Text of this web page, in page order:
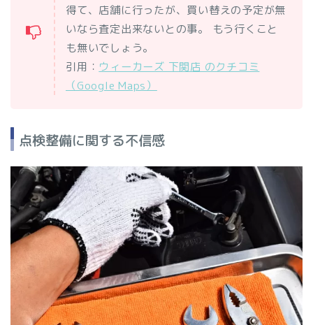
得て、店舗に行ったが、買い替えの予定が無
いなら査定出来ないとの事。 もう行くこと
も無いでしょう。
引用： ウィーカーズ 下関店 のクチコミ
（Google Maps）
点検整備に関する不信感